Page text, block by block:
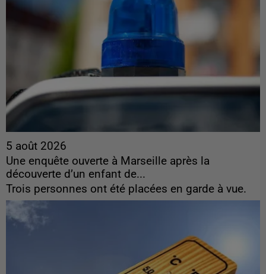
5 août 2026
Une enquête ouverte à Marseille après la
découverte d’un enfant de...
Trois personnes ont été placées en garde à vue.